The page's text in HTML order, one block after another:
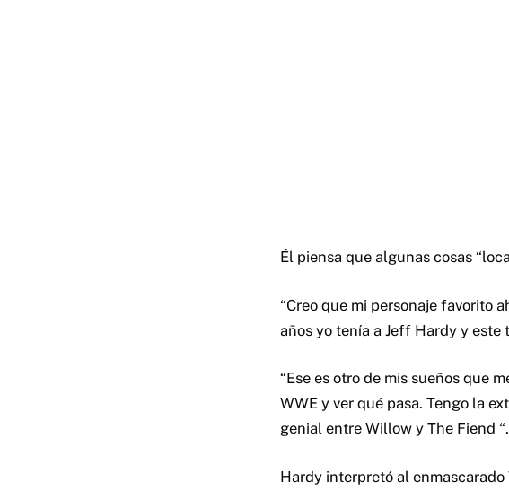
Él piensa que algunas cosas
“Creo que mi personaje favorito
años yo tenía a Jeff Hardy y
“Ese es otro de mis sueños que
WWE y ver qué pasa. Tengo la
genial entre Willow y The Fiend “.
Hardy interpretó al